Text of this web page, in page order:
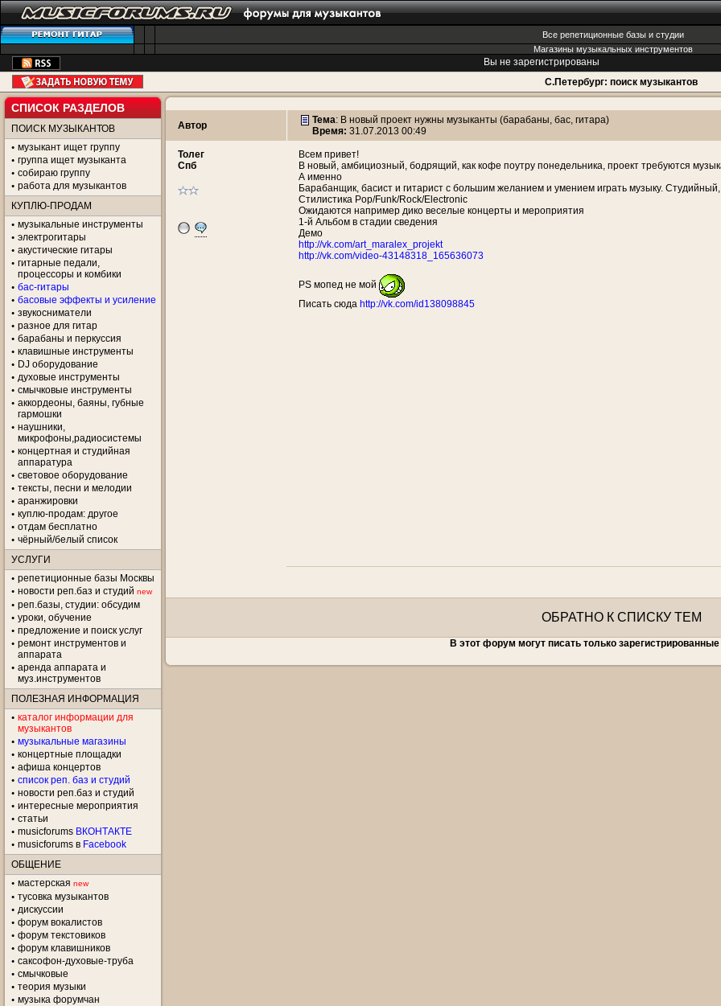
Все репетиционные базы и студии
Магазины музыкальных инструментов
Вы не зарегистрированы
С.Петербург: поиск музыкантов
СПИСОК РАЗДЕЛОВ
ПОИСК МУЗЫКАНТОВ
музыкант ищет группу
группа ищет музыканта
собираю группу
работа для музыкантов
КУПЛЮ-ПРОДАМ
музыкальные инструменты
электрогитары
акустические гитары
гитарные педали,
процессоры и комбики
бас-гитары
басовые эффекты и усиление
звукосниматели
разное для гитар
барабаны и перкуссия
клавишные инструменты
DJ оборудование
духовые инструменты
смычковые инструменты
аккордеоны, баяны, губные
гармошки
наушники,
микрофоны,радиосистемы
концертная и студийная
аппаратура
световое оборудование
тексты, песни и мелодии
аранжировки
куплю-продам: другое
отдам бесплатно
чёрный/белый список
УСЛУГИ
репетиционные базы Москвы
новости реп.баз и студий new
реп.базы, студии: обсудим
уроки, обучение
предложение и поиск услуг
ремонт инструментов и
аппарата
аренда аппарата и
муз.инструментов
ПОЛЕЗНАЯ ИНФОРМАЦИЯ
каталог информации для
музыкантов
музыкальные магазины
концертные площадки
aфиша концертов
список реп. баз и студий
новости реп.баз и студий
интересные мероприятия
статьи
musicforums ВКОНТАКТЕ
musicforums в Facebook
ОБЩЕНИЕ
мастерская new
тусовка музыкантов
дискуссии
форум вокалистов
форум текстовиков
форум клавишников
саксофон-духовые-труба
смычковые
теория музыки
музыка форумчан
Автор Тема: В новый проект нужны музыканты (барабаны, бас, гитара)
Время: 31.07.2013 00:49
Толег
Спб
Всем привет!
В новый, амбициозный, бодрящий, как кофе поутру понедельника, проект требуются
А именно
Барабанщик, басист и гитарист с большим желанием и умением играть музыку.
Стилистика Pop/Funk/Rock/Electronic
Ожидаются например дико веселые концерты и мероприятия
1-й Альбом в стадии сведения
Демо
http://vk.com/art_maralex_projekt
http://vk.com/video-43148318_165636073
PS мопед не мой
Писать сюда http://vk.com/id138098845
ОБРАТНО К СПИСКУ ТЕМ
В этот форум могут писать только